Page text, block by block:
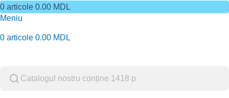
0 articole 0.00 MDL
Meniu
0 articole 0.00 MDL